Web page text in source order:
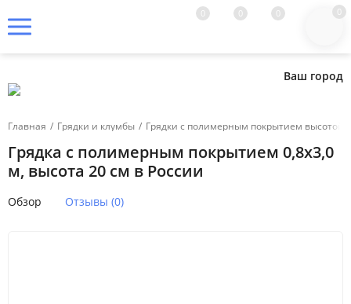
0 0 0 0
Ваш город
Главная / Грядки и клумбы / Грядки с полимерным покрытием высотой
Грядка с полимерным покрытием 0,8х3,0
м, высота 20 см в России
Обзор Отзывы (0)